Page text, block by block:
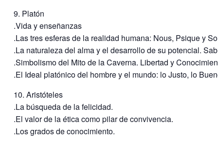
9. Platón
.Vida y enseñanzas
.Las tres esferas de la realidad humana: Nous, Psique y
.La naturaleza del alma y el desarrollo de su potencial.
.Simbolismo del Mito de la Caverna. Libertad y
.El Ideal platónico del hombre y el mundo: lo Justo, lo
10. Aristóteles
.La búsqueda de la felicidad.
.El valor de la ética como pilar de convivencia.
.Los grados de conocimiento.